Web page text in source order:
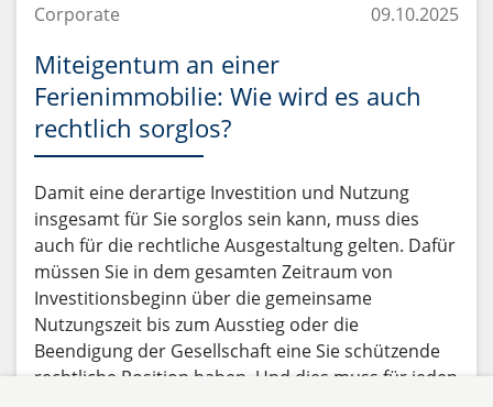
Corporate 09.10.2025
Miteigentum an einer
Ferienimmobilie: Wie wird es auch
rechtlich sorglos?
Damit eine derartige Investition und Nutzung
insgesamt für Sie sorglos sein kann, muss dies
auch für die rechtliche Ausgestaltung gelten. Dafür
müssen Sie in dem gesamten Zeitraum von
Investitionsbeginn über die gemeinsame
Nutzungszeit bis zum Ausstieg oder die
Beendigung der Gesellschaft eine Sie schützende
rechtliche Position haben. Und dies muss für jeden